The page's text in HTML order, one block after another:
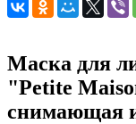
Маска для
"Petite
снимающая